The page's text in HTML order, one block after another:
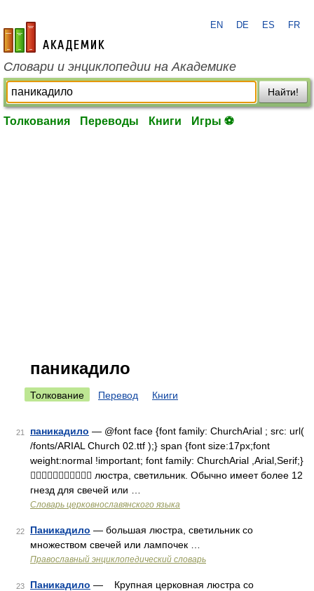
academic.ru
EN DE ES FR
Словари и энциклопедии на Академике
Найти!
Толкования Переводы Книги Игры ⚽
паникадило
Толкование Перевод Книги
21 паникадило — @font face {font family: ChurchArial ; src: url(
/fonts/ARIAL Church 02.ttf );} span {font size:17px;font
weight:normal !important; font family: ChurchArial ,Arial,Serif;}
 люстра, светильник. Обычно имеет более 12
гнезд для свечей или …
Словарь церковнославянского языка
22 Паникадило — большая люстра, светильник со
множеством свечей или лампочек …
Православный энциклопедический словарь
23 Паникадило — Крупная церковная люстра со